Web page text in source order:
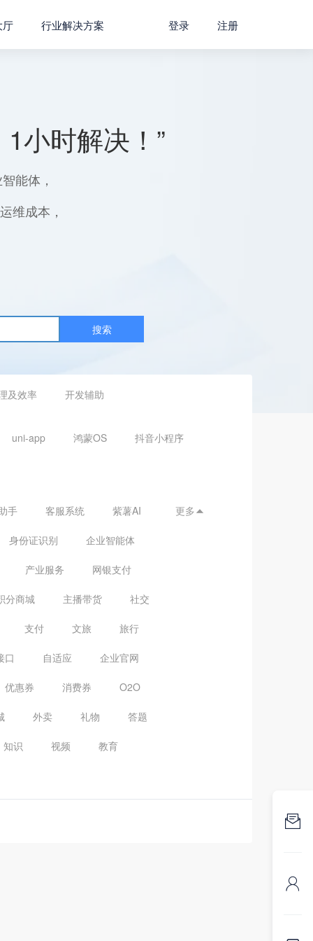
厅 行业解决方案 登录 注册
小时解决！”
能体，
维成本，
搜索
及效率 开发辅助
uni-app 鸿蒙OS 抖音小程序
手 客服系统 紫薯AI
身份证识别 企业智能体
产业服务 网银支付
分商城 主播带货 社交
支付 文旅 旅行
口 自适应 企业官网
优惠券 消费券 O2O
外卖 礼物 答题
知识 视频 教育
更多 

